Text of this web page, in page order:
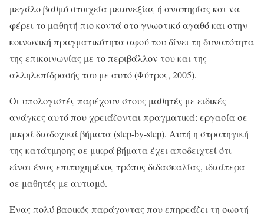
μεγάλο βαθμό στοιχεία μειονεξίας ή αναπηρίας και να
φέρει το μαθητή πιο κοντά στο γνωστικό αγαθό και στην
κοινωνική πραγματικότητα αφού του δίνει τη δυνατότητα
της επικοινωνίας με το περιβάλλον του και της
αλληλεπίδρασής του με αυτό (Φύτρος, 2005).
Οι υπολογιστές παρέχουν στους μαθητές με ειδικές
ανάγκες αυτό που χρειάζονται πραγματικά: εργασία σε
μικρά διαδοχικά βήματα (step-by-step). Αυτή η στρατηγική
της κατάτμησης σε μικρά βήματα έχει αποδειχτεί ότι
είναι ένας επιτυχημένος τρόπος διδασκαλίας, ιδιαίτερα
σε μαθητές με αυτισμό.
Ένας πολύ βασικός παράγοντας που επηρεάζει τη σωστή